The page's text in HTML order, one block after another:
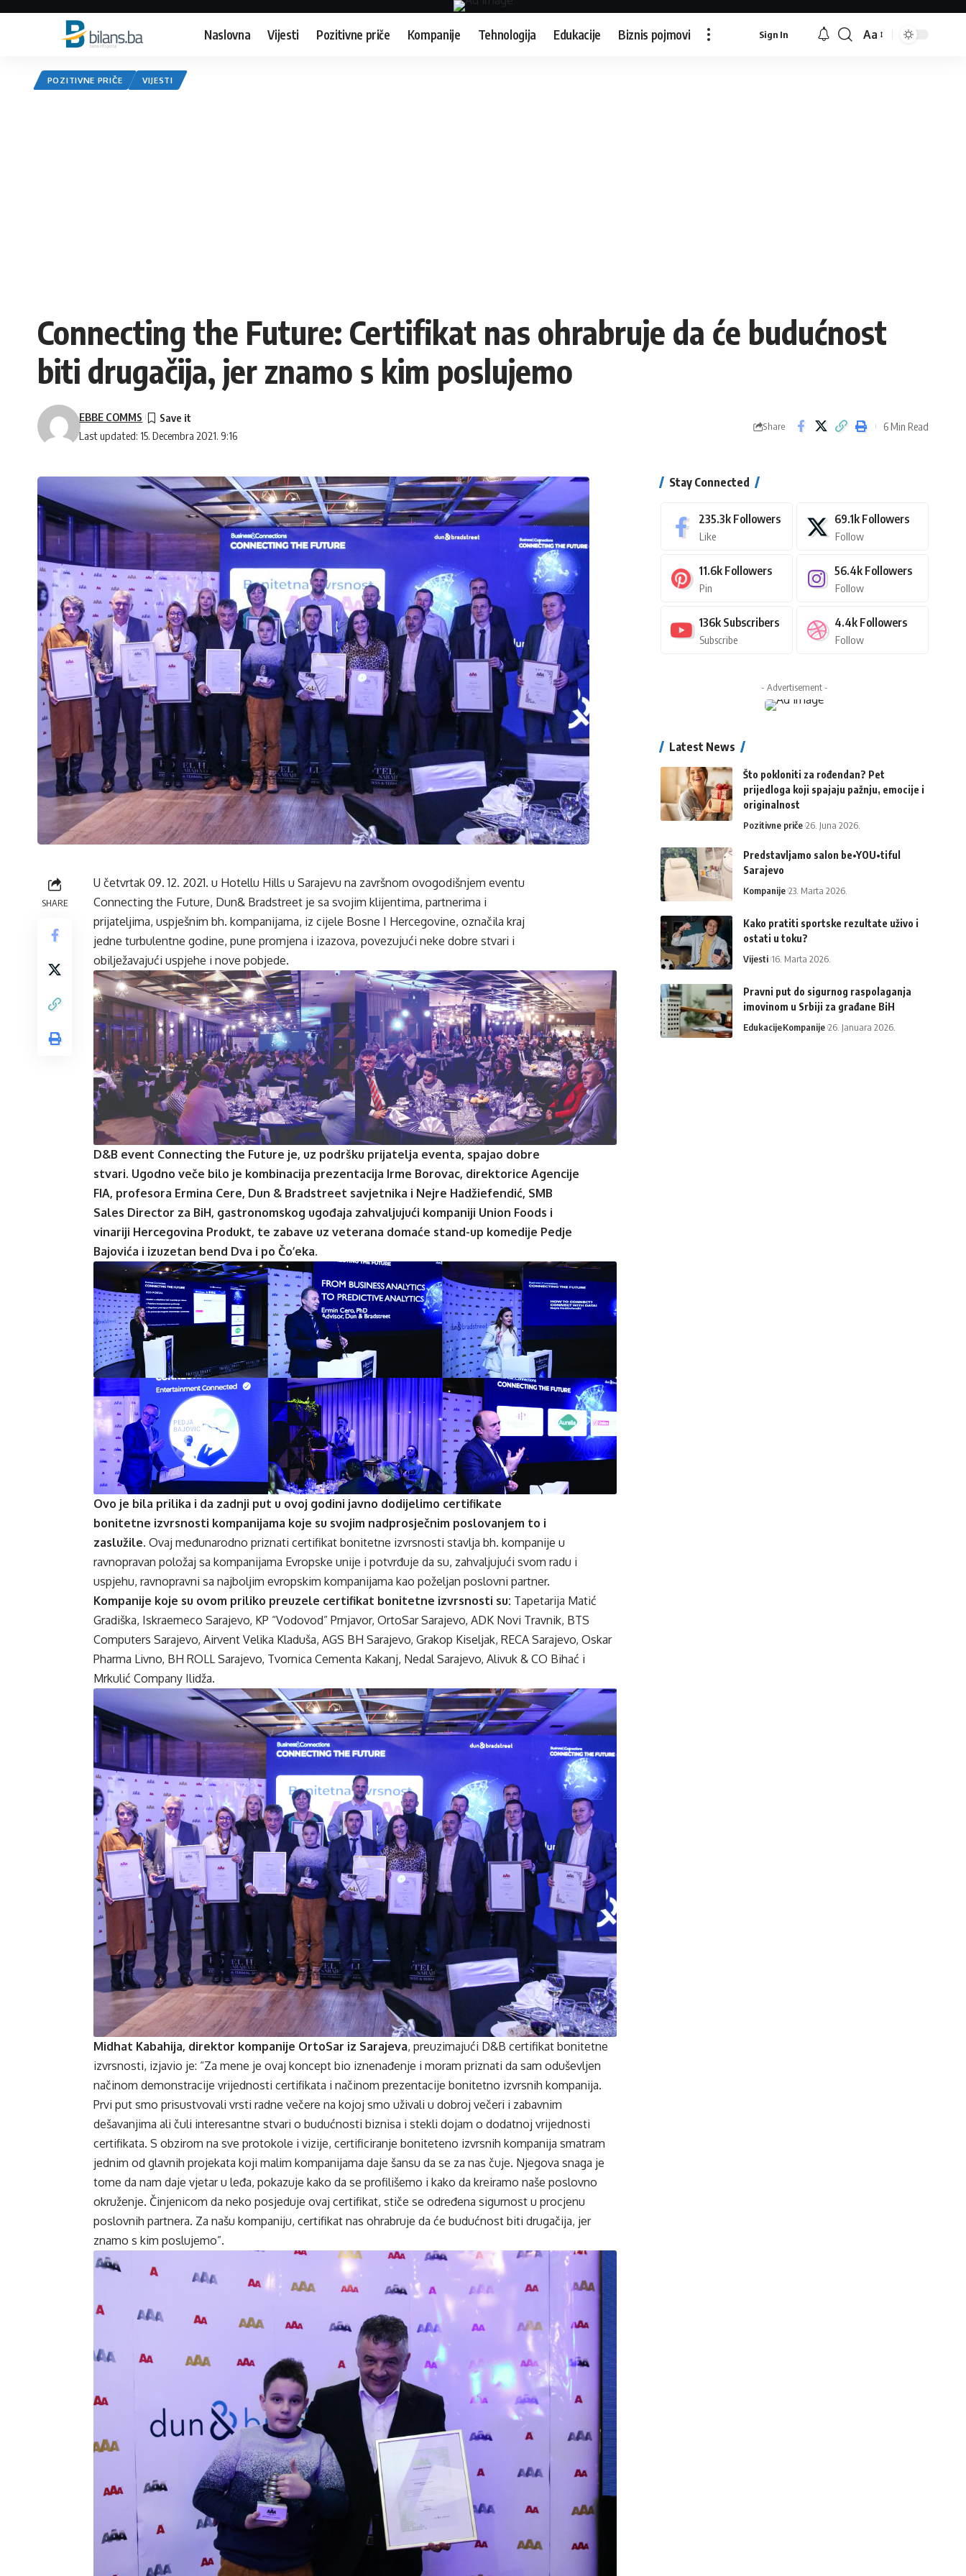
Naslovna Vijesti Pozitivne priče Kompanije Tehnologija Edukacije Biznis pojmovi Sign In
Font
Aa
POZITIVNE PRIČE VIJESTI
Connecting the Future: Certifikat nas ohrabruje da će budućnost
biti drugačija, jer znamo s kim poslujemo
Last updated: 15. Decembra 2021. 9:16
EBBE COMMS
Share 6 Min Read
SHARE
U četvrtak 09. 12. 2021. u Hotellu Hills u Sarajevu na završnom ovogodišnjem eventu
Connecting the Future, Dun& Bradstreet je sa svojim klijentima, partnerima i
prijateljima, uspješnim bh. kompanijama, iz cijele Bosne I Hercegovine, označila kraj
jedne turbulentne godine, pune promjena i izazova, povezujući neke dobre stvari i
obilježavajući uspjehe i nove pobjede.
D&B event Connecting the Future je, uz podršku prijatelja eventa, spajao dobre
stvari. Ugodno veče bilo je kombinacija prezentacija Irme Borovac, direktorice Agencije
FIA, profesora Ermina Cere, Dun & Bradstreet savjetnika i Nejre Hadžiefendić, SMB
Sales Director za BiH, gastronomskog ugođaja zahvaljujući kompaniji Union Foods i
vinariji Hercegovina Produkt, te zabave uz veterana domaće stand-up komedije Pedje
Bajovića i izuzetan bend Dva i po Čo’eka.
Ovo je bila prilika i da zadnji put u ovoj godini javno dodijelimo certifikate
bonitetne izvrsnosti kompanijama koje su svojim nadprosječnim poslovanjem to i
zaslužile. Ovaj međunarodno priznati certifikat bonitetne izvrsnosti stavlja bh. kompanije u
ravnopravan položaj sa kompanijama Evropske unije i potvrđuje da su, zahvaljujući svom radu i
uspjehu, ravnopravni sa najboljim evropskim kompanijama kao poželjan poslovni partner.
Kompanije koje su ovom priliko preuzele certifikat bonitetne izvrsnosti su: Tapetarija Matić
Gradiška, Iskraemeco Sarajevo, KP “Vodovod” Prnjavor, OrtoSar Sarajevo, ADK Novi Travnik, BTS
Computers Sarajevo, Airvent Velika Kladuša, AGS BH Sarajevo, Grakop Kiseljak, RECA Sarajevo, Oskar
Pharma Livno, BH ROLL Sarajevo, Tvornica Cementa Kakanj, Nedal Sarajevo, Alivuk & CO Bihać i
Mrkulić Company Ilidža.
Midhat Kabahija, direktor kompanije OrtoSar iz Sarajeva, preuzimajući D&B certifikat bonitetne
izvrsnosti, izjavio je: “Za mene je ovaj koncept bio iznenađenje i moram priznati da sam oduševljen
načinom demonstracije vrijednosti certifikata i načinom prezentacije bonitetno izvrsnih kompanija.
Prvi put smo prisustvovali vrsti radne večere na kojoj smo uživali u dobroj večeri i zabavnim
dešavanjima ali čuli interesantne stvari o budućnosti biznisa i stekli dojam o dodatnoj vrijednosti
certifikata. S obzirom na sve protokole i vizije, certificiranje boniteteno izvrsnih kompanija smatram
jednim od glavnih projekata koji malim kompanijama daje šansu da se za nas čuje. Njegova snaga je
tome da nam daje vjetar u leđa, pokazuje kako da se profilišemo i kako da kreiramo naše poslovno
okruženje. Činjenicom da neko posjeduje ovaj certifikat, stiče se određena sigurnost u procjenu
poslovnih partnera. Za našu kompaniju, certifikat nas ohrabruje da će budućnost biti drugačija, jer
znamo s kim poslujemo”.
Stay Connected
235.3k Followers
Like
69.1k Followers
Follow
11.6k Followers
Pin
56.4k Followers
Follow
136k Subscribers
Subscribe
4.4k Followers
Follow
- Advertisement -
Latest News
Što pokloniti za rođendan? Pet
prijedloga koji spajaju pažnju, emocije i
originalnost
Pozitivne priče 26. Juna 2026.
Predstavljamo salon be•YOU•tiful
Sarajevo
Kompanije 23. Marta 2026.
Kako pratiti sportske rezultate uživo i
ostati u toku?
Vijesti 16. Marta 2026.
Pravni put do sigurnog raspolaganja
imovinom u Srbiji za građane BiH
EdukacijeKompanije 26. Januara 2026.